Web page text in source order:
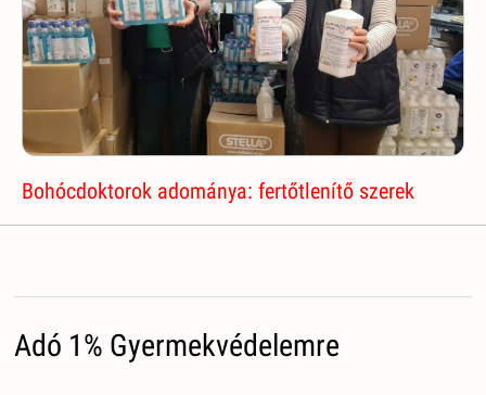
Bohócdoktorok adománya: fertőtlenítő szerek
Adó 1% Gyermekvédelemre